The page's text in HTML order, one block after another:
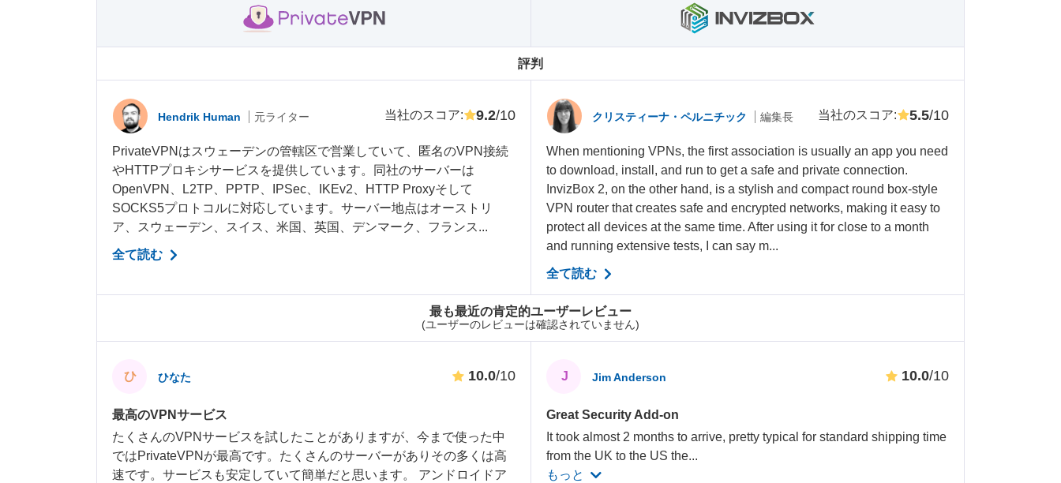
評判
最も最近の肯定的ユーザーレビュー
(ユーザーのレビューは確認されていません)
Hendrik Human 元ライター 当社のスコア: 9.2/10
PrivateVPNはスウェーデンの管轄区で営業していて、匿名のVPN接続
やHTTPプロキシサービスを提供しています。同社のサーバーは
OpenVPN、L2TP、PPTP、IPSec、IKEv2、HTTP Proxyそして
SOCKS5プロトコルに対応しています。サーバー地点はオーストリ
ア、スウェーデン、スイス、米国、英国、デンマーク、フランス...
全て読む
ひ ひなた 10.0/10
最高のVPNサービス
たくさんのVPNサービスを試したことがありますが、今まで使った中
ではPrivateVPNが最高です。たくさんのサーバーがありその多くは高
速です。サービスも安定していて簡単だと思います。 アンドロイドア
クリスティーナ・ペルニチック 編集長 当社のスコア: 5.5/10
When mentioning VPNs, the first association is usually an app you need
to download, install, and run to get a safe and private connection.
InvizBox 2, on the other hand, is a stylish and compact round box-style
VPN router that creates safe and encrypted networks, making it easy to
protect all devices at the same time. After using it for close to a month
and running extensive tests, I can say m...
全て読む
J Jim Anderson 10.0/10
Great Security Add-on
It took almost 2 months to arrive, pretty typical for standard shipping time
from the UK to the US the...
もっと